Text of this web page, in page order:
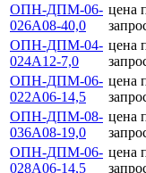
ОПН-ДПМ-06-
026А08-40,0
цена
ОПН-ДПМ-04-
024А12-7,0
цена
ОПН-ДПМ-06-
022А06-14,5
цена
ОПН-ДПМ-08-
036А08-19,0
цена
ОПН-ДПМ-06-
028А06-14,5
цена